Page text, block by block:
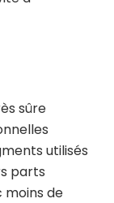
sûre
utilisés
parts
moins de